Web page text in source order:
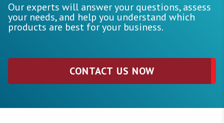
Our experts will answer your questions, assess
your needs, and help you understand which
products are best for your business.
CONTACT US NOW